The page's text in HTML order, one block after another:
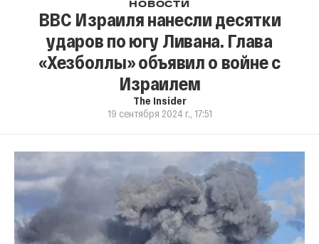
НОВОСТИ
ВВС Израиля нанесли десятки
ударов по югу Ливана. Глава
«Хезболлы» объявил о войне с
Израилем
The Insider
19 сентября 2024 г., 17:51